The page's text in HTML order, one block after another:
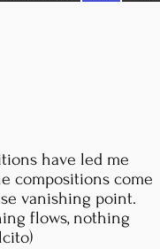
have led me
compositions come
vanishing point.
flows, nothing